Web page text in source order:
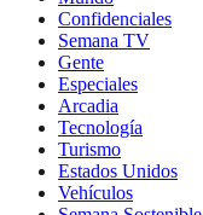
Confidenciales
Semana TV
Gente
Especiales
Arcadia
Tecnología
Turismo
Estados Unidos
Vehículos